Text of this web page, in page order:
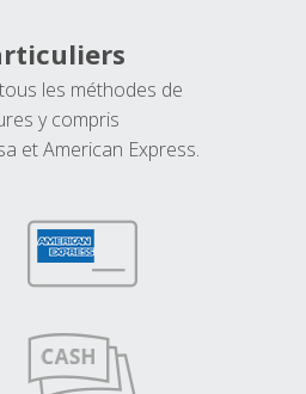
les méthodes de
y compris
et American Express.